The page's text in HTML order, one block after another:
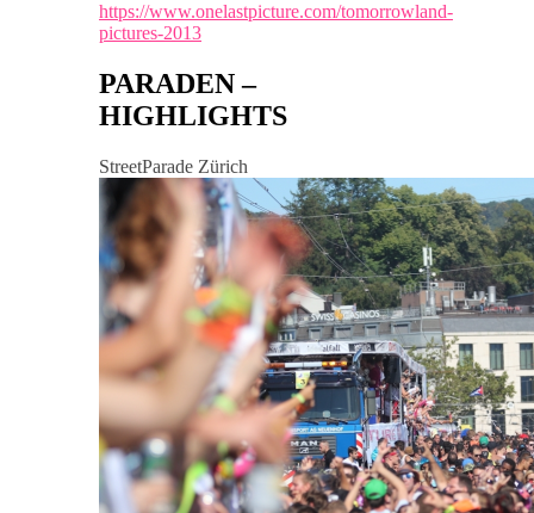
https://www.onelastpicture.com/tomorrowland-
pictures-2013
PARADEN –
HIGHLIGHTS
StreetParade Zürich